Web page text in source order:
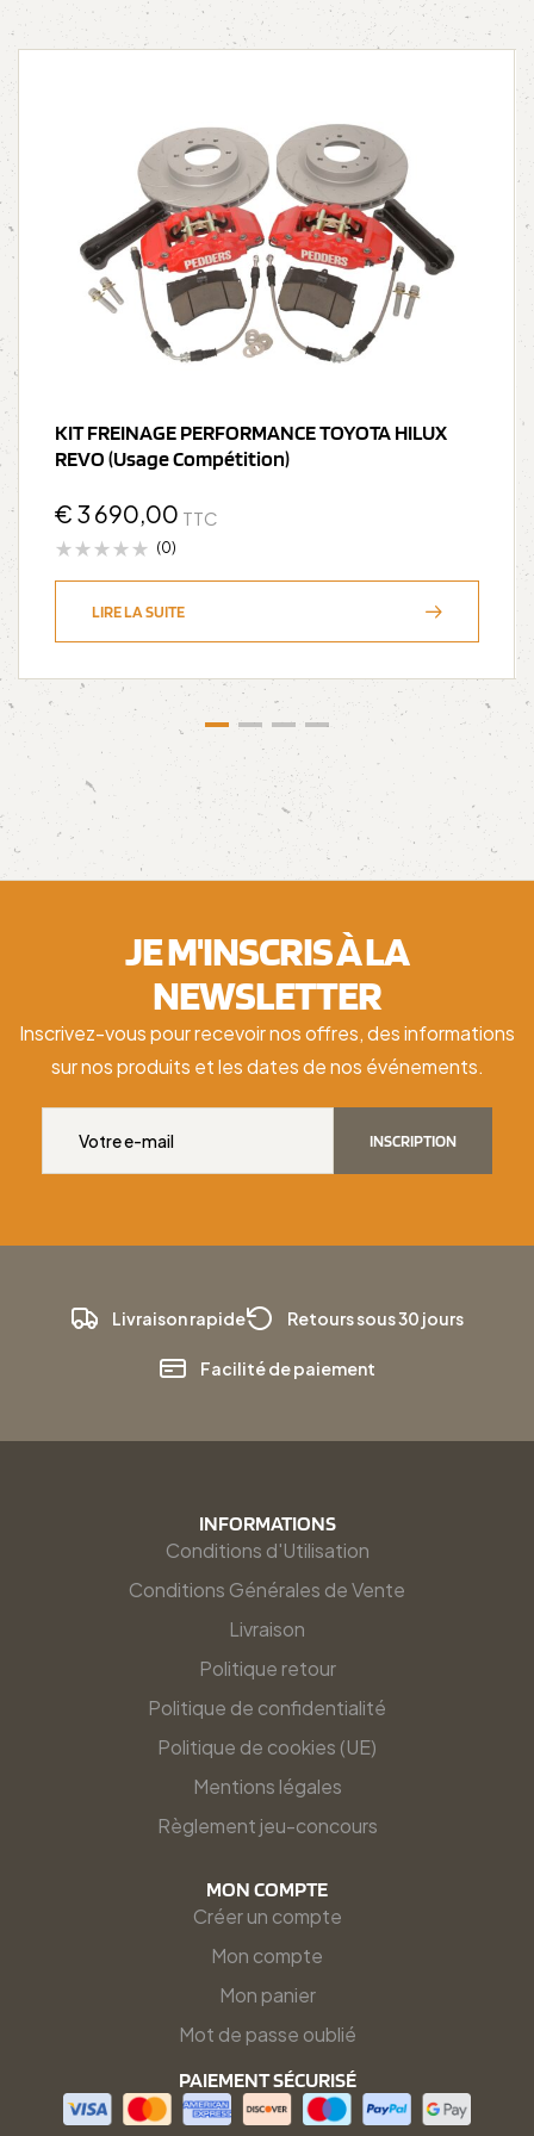
KIT FREINAGE PERFORMANCE TOYOTA HILUX
REVO (Usage Compétition)
€ 3 690,00 TTC
(0)
LIRE LA SUITE
JE M'INSCRIS À LA
NEWSLETTER
Inscrivez-vous pour recevoir nos offres, des informations
sur nos produits et les dates de nos événements.
INSCRIPTION
Livraison rapide Retours sous 30 jours
Facilité de paiement
INFORMATIONS
Conditions d'Utilisation
Conditions Générales de Vente
Livraison
Politique retour
Politique de confidentialité
Politique de cookies (UE)
Mentions légales
Règlement jeu-concours
MON COMPTE
Créer un compte
Mon compte
Mon panier
Mot de passe oublié
PAIEMENT SÉCURISÉ